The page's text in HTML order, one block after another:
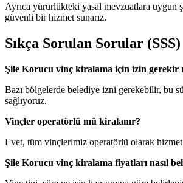
Ayrıca yürürlükteki yasal mevzuatlara uygun
güvenli bir hizmet sunarız.
Sıkça Sorulan Sorular (SSS)
Şile Korucu vinç kiralama için izin gerekir
Bazı bölgelerde belediye izni gerekebilir, bu
sağlıyoruz.
Vinçler operatörlü mü kiralanır?
Evet, tüm vinçlerimiz operatörlü olarak
Şile Korucu vinç kiralama fiyatları nasıl